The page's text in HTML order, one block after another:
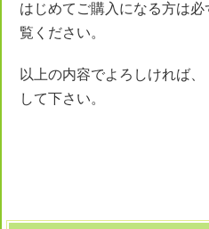
はじめてご購入になる方は必
覧ください。
以上の内容でよろしければ、
して下さい。